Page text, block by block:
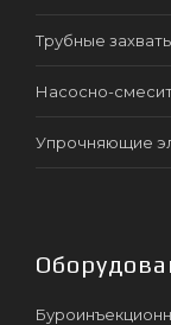
Трубные
Насосно-
Упрочняющие